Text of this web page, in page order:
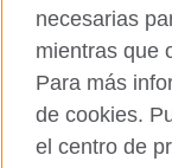
Aviso Legal
Cookies
Mapa del sitio
© 2026 British
necesarias
mientras que
Para más
de cookies.
el centro de